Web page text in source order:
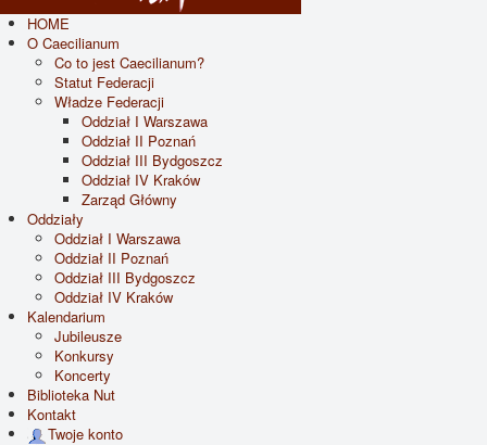
HOME
O Caecilianum
Co to jest Caecilianum?
Statut Federacji
Władze Federacji
Oddział I Warszawa
Oddział II Poznań
Oddział III Bydgoszcz
Oddział IV Kraków
Zarząd Główny
Oddziały
Oddział I Warszawa
Oddział II Poznań
Oddział III Bydgoszcz
Oddział IV Kraków
Kalendarium
Jubileusze
Konkursy
Koncerty
Biblioteka Nut
Kontakt
Twoje konto